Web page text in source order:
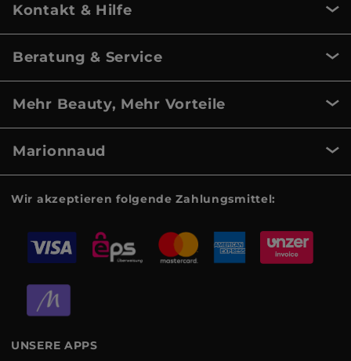
Kontakt & Hilfe
Beratung & Service
Mehr Beauty, Mehr Vorteile
Marionnaud
Wir akzeptieren folgende Zahlungsmittel:
UNSERE APPS